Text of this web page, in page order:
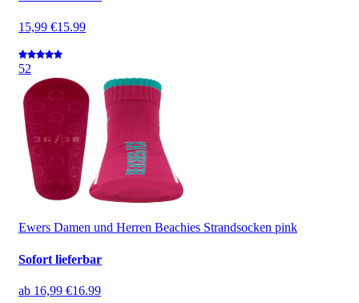
15,99 €15.99
52
Ewers Damen und Herren Beachies Strandsocken pink
Sofort lieferbar
ab 16,99 €16.99